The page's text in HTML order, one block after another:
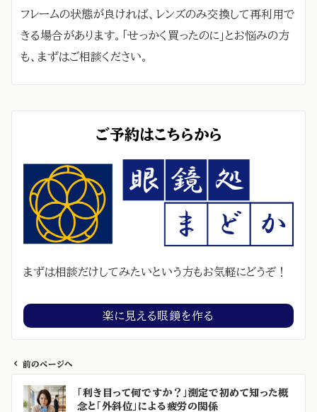
フレームの状態が良ければ、レンズのみ交換して再利用で
きる場合があります。「せっかく買ったのに」とお悩みの方
も、まずはご相談ください。
ご予約はこちらから
まずは相談だけしてみたいという方もお気軽にどうぞ！
楽に見える眼鏡を作る
前のページへ
「利き目って何ですか？」測定で初めて知った概
念と「外斜位」による疲労の関係